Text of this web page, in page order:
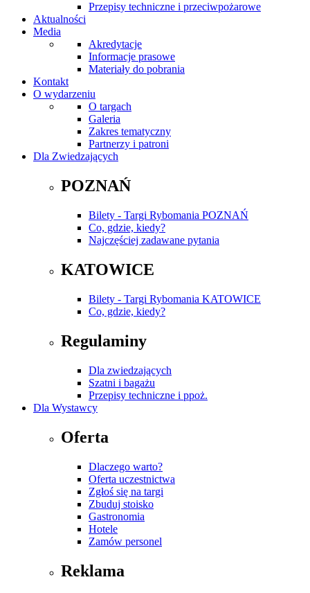
Przepisy techniczne i przeciwpożarowe
Aktualności
Media
Akredytacje
Informacje prasowe
Materiały do pobrania
Kontakt
O wydarzeniu
O targach
Galeria
Zakres tematyczny
Partnerzy i patroni
Dla Zwiedzających
POZNAŃ
Bilety - Targi Rybomania POZNAŃ
Co, gdzie, kiedy?
Najczęściej zadawane pytania
KATOWICE
Bilety - Targi Rybomania KATOWICE
Co, gdzie, kiedy?
Regulaminy
Dla zwiedzających
Szatni i bagażu
Przepisy techniczne i ppoż.
Dla Wystawcy
Oferta
Dlaczego warto?
Oferta uczestnictwa
Zgłoś się na targi
Zbuduj stoisko
Gastronomia
Hotele
Zamów personel
Reklama